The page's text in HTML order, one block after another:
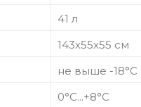
41 л
143х55х55 см
не выше -18°С
0°С...+8°С